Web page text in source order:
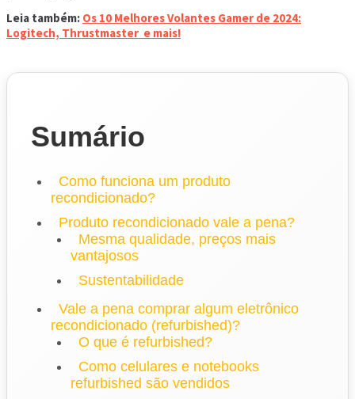
Leia também: Os 10 Melhores Volantes Gamer de 2024:
Logitech, Thrustmaster e mais!
Sumário
Como funciona um produto
recondicionado?
Produto recondicionado vale a pena?
Mesma qualidade, preços mais
vantajosos
Sustentabilidade
Vale a pena comprar algum eletrônico
recondicionado (refurbished)?
O que é refurbished?
Como celulares e notebooks
refurbished são vendidos